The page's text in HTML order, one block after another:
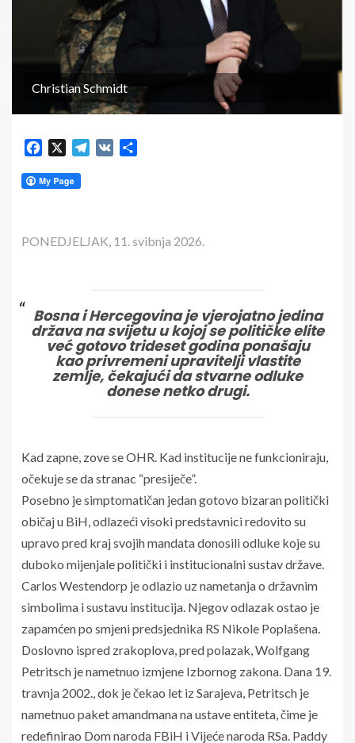
Christian Schmidt
Facebook Telegram
VK
PONEDJELJAK, 11. svibnja 2026.
Bosna i Hercegovina je vjerojatno jedina
država na svijetu u kojoj se političke elite
već gotovo trideset godina ponašaju
kao privremeni upravitelji vlastite
zemlje, čekajući da stvarne odluke
donese netko drugi.
Kad zapne, zove se OHR. Kad institucije ne funkcioniraju,
očekuje se da stranac “presiječe”.
Posebno je simptomatičan jedan gotovo bizaran politički
običaj u BiH, odlazeći visoki predstavnici redovito su
upravo pred kraj svojih mandata donosili odluke koje su
duboko mijenjale politički i institucionalni sustav države.
Carlos Westendorp je odlazio uz nametanja o državnim
simbolima i sustavu institucija. Njegov odlazak ostao je
zapamćen po smjeni predsjednika RS Nikole Poplašena.
Doslovno ispred zrakoplova, pred polazak, Wolfgang
Petritsch je nametnuo izmjene Izbornog zakona. Dana 19.
travnja 2002., dok je čekao let iz Sarajeva, Petritsch je
nametnuo paket amandmana na ustave entiteta, čime je
redefinirao Dom naroda FBiH i Vijeće naroda RSa. Paddy